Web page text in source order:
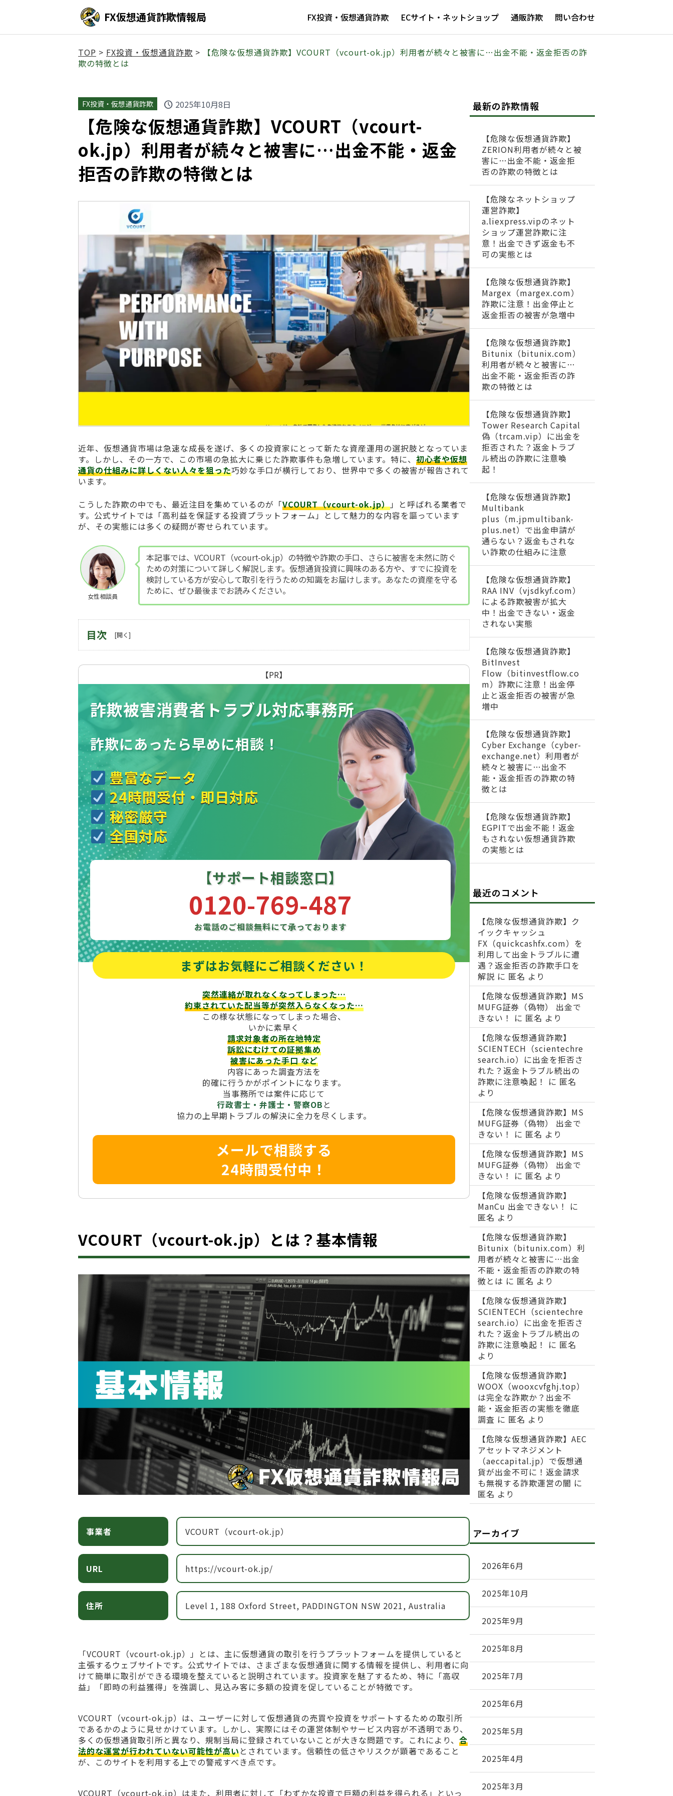
FX仮想通貨詐欺情報局 FX投資・仮想通貨詐欺 ECサイト・ネットショップ 通販詐欺 問い合わせ
TOP > FX投資・仮想通貨詐欺 >
【危険な仮想通貨詐欺】VCOURT（vcourt-ok.jp）利用者が続々と被害に…出金不能・返金拒否の詐
欺の特徴とは
FX投資・仮想通貨詐欺 schedule 2025年10月8日
【危険な仮想通貨詐欺】VCOURT（vcourt-
ok.jp）利用者が続々と被害に…出金不能・返金
拒否の詐欺の特徴とは
近年、仮想通貨市場は急速な成長を遂げ、多くの投資家にとって新たな資産運用の選択肢となっていま
す。しかし、その一方で、この市場の急拡大に乗じた詐欺事件も急増しています。特に、 初心者や仮想
通貨の仕組みに詳しくない人々を狙った巧妙な手口が横行しており、世界中で多くの被害が報告されて
います。
こうした詐欺の中でも、最近注目を集めているのが「VCOURT（vcourt-ok.jp）」と呼ばれる業者で
す。公式サイトでは「高利益を保証する投資プラットフォーム」として魅力的な内容を謳っています
が、その実態には多くの疑問が寄せられています。
女性相談員
本記事では、VCOURT（vcourt-ok.jp）の特徴や詐欺の手口、さらに被害を未然に防ぐ
ための対策について詳しく解説します。仮想通貨投資に興味のある方や、すでに投資を
検討している方が安心して取引を行うための知識をお届けします。あなたの資産を守る
ために、ぜひ最後までお読みください。
目次
【PR】
詐欺被害消費者トラブル対応事務所
詐欺にあったら早めに相談！
豊富なデータ
24時間受付・即日対応
秘密厳守
全国対応
【サポート相談窓口】
0120-769-487
お電話のご相談無料にて承っております
まずはお気軽にご相談ください！
突然連絡が取れなくなってしまった…
約束されていた配当等が突然入らなくなった…
この様な状態になってしまった場合、
いかに素早く
請求対象者の所在地特定
訴訟にむけての証拠集め
被害にあった手口など
内容にあった調査方法を
的確に行うかがポイントになります。
当事務所では案件に応じて
行政書士・弁護士・警察OB と
協力の上早期トラブルの解決に全力を尽くします。
メールで相談する
24時間受付中！
VCOURT（vcourt-ok.jp）とは？基本情報
事業者 VCOURT（vcourt-ok.jp）
URL https://vcourt-ok.jp/
住所 Level 1, 188 Oxford Street, PADDINGTON NSW 2021, Australia
「VCOURT（vcourt-ok.jp）」とは、主に仮想通貨の取引を行うプラットフォームを提供していると
主張するウェブサイトです。公式サイトでは、さまざまな仮想通貨に関する情報を提供し、利用者に向
けて簡単に取引ができる環境を整えていると説明されています。投資家を魅了するため、特に「高収
益」「即時の利益獲得」を強調し、見込み客に多額の投資を促していることが特徴です。
VCOURT（vcourt-ok.jp）は、ユーザーに対して仮想通貨の売買や投資をサポートするための取引所
であるかのように見せかけています。しかし、実際にはその運営体制やサービス内容が不透明であり、
多くの仮想通貨取引所と異なり、規制当局に登録されていないことが大きな問題です。これにより、 合
法的な運営が行われていない可能性が高いとされています。信頼性の低さやリスクが顕著であること
が、このサイトを利用する上での警戒すべき点です。
VCOURT（vcourt-ok.jp）はまた、利用者に対して「わずかな投資で巨額の利益を得られる」といっ
最新の詐欺情報
【危険な仮想通貨詐欺】
ZERION利用者が続々と被
害に…出金不能・返金拒
否の詐欺の特徴とは
【危険なネットショップ
運営詐欺】
a.liexpress.vipのネット
ショップ運営詐欺に注
意！出金できず返金も不
可の実態とは
【危険な仮想通貨詐欺】
Margex（margex.com）
詐欺に注意！出金停止と
返金拒否の被害が急増中
【危険な仮想通貨詐欺】
Bitunix（bitunix.com）
利用者が続々と被害に…
出金不能・返金拒否の詐
欺の特徴とは
【危険な仮想通貨詐欺】
Tower Research Capital
偽（trcam.vip）に出金を
拒否された？返金トラブ
ル続出の詐欺に注意喚
起！
【危険な仮想通貨詐欺】
Multibank
plus（m.jpmultibank-
plus.net）で出金申請が
通らない？返金もされな
い詐欺の仕組みに注意
【危険な仮想通貨詐欺】
RAA INV（vjsdkyf.com）
による詐欺被害が拡大
中！出金できない・返金
されない実態
【危険な仮想通貨詐欺】
BitInvest
Flow（bitinvestflow.co
m）詐欺に注意！出金停
止と返金拒否の被害が急
増中
【危険な仮想通貨詐欺】
Cyber Exchange（cyber-
exchange.net）利用者が
続々と被害に…出金不
能・返金拒否の詐欺の特
徴とは
【危険な仮想通貨詐欺】
EGPITで出金不能！返金
もされない仮想通貨詐欺
の実態とは
最近のコメント
【危険な仮想通貨詐欺】ク
イックキャッシュ
FX（quickcashfx.com）を
利用して出金トラブルに遭
遇？返金拒否の詐欺手口を
解説 に 匿名 より
【危険な仮想通貨詐欺】MS
MUFG証券（偽物） 出金で
きない！
に 匿名 より
【危険な仮想通貨詐欺】
SCIENTECH（scientechre
search.io）に出金を拒否さ
れた？返金トラブル続出の
詐欺に注意喚起！
に 匿名
より
【危険な仮想通貨詐欺】MS
MUFG証券（偽物） 出金で
きない！
に 匿名 より
【危険な仮想通貨詐欺】MS
MUFG証券（偽物） 出金で
きない！
に 匿名 より
【危険な仮想通貨詐欺】
ManCu 出金できない！
に
匿名 より
【危険な仮想通貨詐欺】
Bitunix（bitunix.com）利
用者が続々と被害に…出金
不能・返金拒否の詐欺の特
徴とは に 匿名 より
【危険な仮想通貨詐欺】
SCIENTECH（scientechre
search.io）に出金を拒否さ
れた？返金トラブル続出の
詐欺に注意喚起！
に 匿名
より
【危険な仮想通貨詐欺】
WOOX（wooxcvfghj.top）
は完全な詐欺か？出金不
能・返金拒否の実態を徹底
調査 に 匿名 より
【危険な仮想通貨詐欺】AEC
アセットマネジメント
（aeccapital.jp）で仮想通
貨が出金不可に！返金請求
も無視する詐欺運営の闇 に
匿名 より
アーカイブ
2026年6月
2025年10月
2025年9月
2025年8月
2025年7月
2025年6月
2025年5月
2025年4月
2025年3月